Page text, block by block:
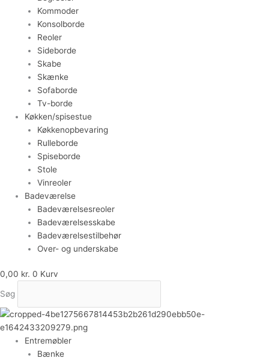
Kommoder
Konsolborde
Reoler
Sideborde
Skabe
Skænke
Sofaborde
Tv-borde
Køkken/spisestue
Køkkenopbevaring
Rulleborde
Spiseborde
Stole
Vinreoler
Badeværelse
Badeværelsesreoler
Badeværelsesskabe
Badeværelsestilbehør
Over- og underskabe
0,00 kr. 0 Kurv
Søg
Entremøbler
Bænke